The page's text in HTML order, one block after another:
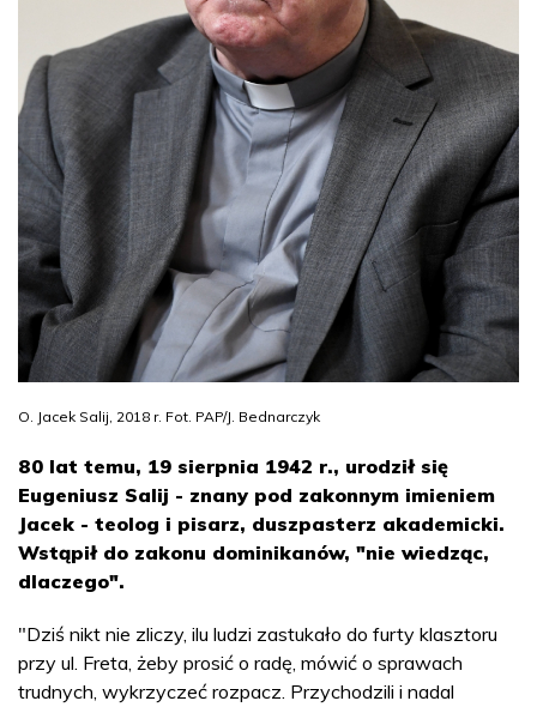
O. Jacek Salij, 2018 r. Fot. PAP/J. Bednarczyk
80 lat temu, 19 sierpnia 1942 r., urodził się
Eugeniusz Salij - znany pod zakonnym imieniem
Jacek - teolog i pisarz, duszpasterz akademicki.
Wstąpił do zakonu dominikanów, "nie wiedząc,
dlaczego".
"Dziś nikt nie zliczy, ilu ludzi zastukało do furty klasztoru
przy ul. Freta, żeby prosić o radę, mówić o sprawach
trudnych, wykrzyczeć rozpacz. Przychodzili i nadal